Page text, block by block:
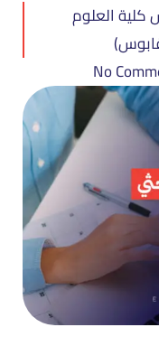
كلية العلوم
قابوس)
No